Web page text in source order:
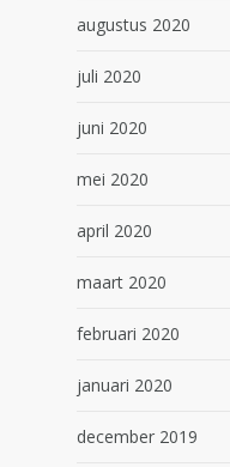
augustus 2020
juli 2020
juni 2020
mei 2020
april 2020
maart 2020
februari 2020
januari 2020
december 2019